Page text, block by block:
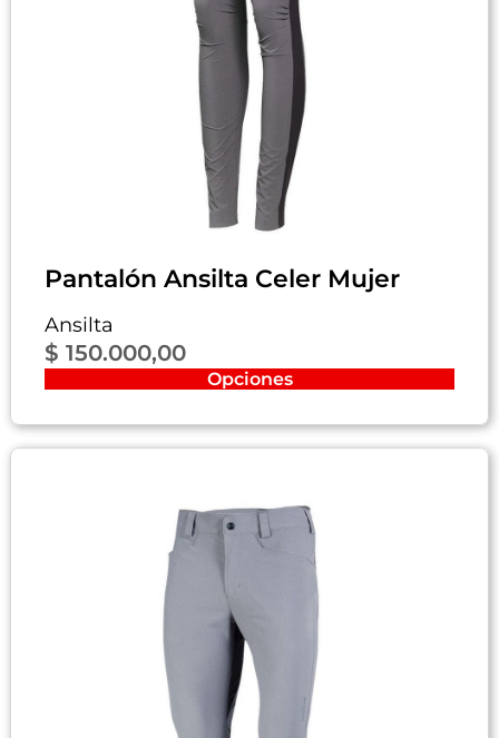
Pantalón Ansilta Celer Mujer
Ansilta
$ 150.000,00
Opciones